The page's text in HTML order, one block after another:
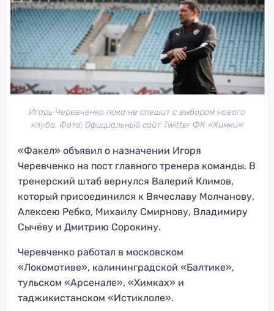
Игорь Черевченко пока не спешит с выбором нового
клуба. Фото: Официальный сайт Twitter ФК «Химки»
«Факел» объявил о назначении Игоря
Черевченко на пост главного тренера команды. В
тренерский штаб вернулся Валерий Климов,
который присоединился к Вячеславу Молчанову,
Алексею Ребко, Михаилу Смирнову, Владимиру
Сычёву и Дмитрию Сорокину.
Черевченко работал в московском
«Локомотиве», калининградской «Балтике»,
тульском «Арсенале», «Химках» и
таджикистанском «Истиклоле».